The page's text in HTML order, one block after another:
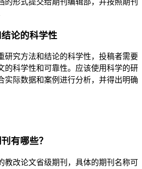
论的科学性
研究方法和结论的科学性，投稿者需要
的科学性和可靠性。应该使用科学的研
实际数据和案例进行分析，并得出明确
有哪些？
教改论文省级期刊，具体的期刊名称可